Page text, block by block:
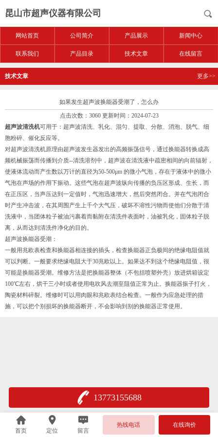
昆山市超声仪器有限公司
网站首页 公司简介 产品展示 新闻中心
联系我们 产品目录 技术文章 在线留言
技术文章 更多>>
如果发生超声波换能器受潮了，怎么办
点击次数：3060 更新时间：2024-07-23
超声波清洗机可用于：超声波清洗、乳化、混匀、提取、分散、消泡、脱气、细
胞粉碎、催化反应等。
对超声波清洗机原理由超声波发生器发出的高频振荡信号，通过换能器转换成高
频机械振荡而传播到介质--清洗溶剂中，超声波在清洗液中疏密相间的向前辐射，
使液体流动而产生数以万计的直径为50-500μm 的微小气泡，存在于液体中的微小
气泡在声场的作用下振动。这些气泡在超声波纵向传播的负压区形成、生长，而
在正压区，当声压达到一定值时，气泡迅速增大，然后突然闭合。并在气泡闭合
时产生冲击波，在其周围产生上千个大气压，破坏不溶性污物而使他们分散于清
洗液中，当团体粒子被油污裹着而黏附在清洗件表面时，油被乳化，固体粒子脱
离，从而达到清洗件净化的目的。
超声波换能器受潮：
一般用兆欧表检查和换能器相连接的插头，检查换能器正负极间的绝缘电阻值就
可以判断。一般要求绝缘电阻大于30兆欧以上。如果达不到这个绝缘电阻值，很
可能是换能器受潮。维修方法是把换能器整体（不包括喷塑外壳）放进烘箱设定
100℃左右，烘干三小时或者使用电吹风去潮至阻值正常为止。换能器振子打火，
陶瓷材料碎裂。维修时可以用肉眼和兆欧表结合检查。一般作为应急处理的措
施，可以把个别损坏的换能器断开，不会影响到别的换能器正常使用。
13773155688
首页 定位 留言
热线电话 在线询价